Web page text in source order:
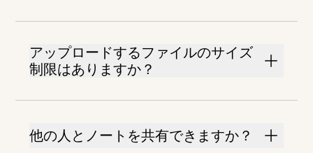
アップロードするファイルのサイズ
制限はありますか？
他の人とノートを共有できますか？